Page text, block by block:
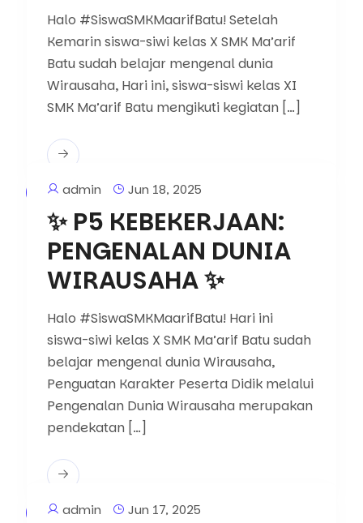
Halo #SiswaSMKMaarifBatu! Setelah
Kemarin siswa-siwi kelas X SMK Ma’arif
Batu sudah belajar mengenal dunia
Wirausaha, Hari ini, siswa-siswi kelas XI
SMK Ma’arif Batu mengikuti kegiatan […]
Beritaadmin Jun 18, 2025
✨ P5 KEBEKERJAAN:
PENGENALAN DUNIA
WIRAUSAHA ✨
Halo #SiswaSMKMaarifBatu! Hari ini
siswa-siwi kelas X SMK Ma’arif Batu sudah
belajar mengenal dunia Wirausaha,
Penguatan Karakter Peserta Didik melalui
Pengenalan Dunia Wirausaha merupakan
pendekatan […]
Tak Berkategori
admin Jun 17, 2025